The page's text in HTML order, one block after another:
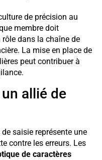
de précision au
membre doit
rôle dans la chaîne de
La mise en place de
peut contribuer à
allié de
saisie représente une
contre les erreurs. Les
de caractères